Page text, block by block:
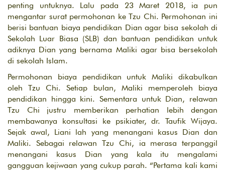
penting untuknya. Lalu pada 23 Maret 2018, ia pun
mengantar surat permohonan ke Tzu Chi. Permohonan ini
berisi bantuan biaya pendidikan Dian agar bisa sekolah di
Sekolah Luar Biasa (SLB) dan bantuan pendidikan untuk
adiknya Dian yang bernama Maliki agar bisa bersekolah
di sekolah Islam.
Permohonan biaya pendidikan untuk Maliki dikabulkan
oleh Tzu Chi. Setiap bulan, Maliki memperoleh biaya
pendidikan hingga kini. Sementara untuk Dian, relawan
Tzu Chi justru memberikan perhatian lebih dengan
membawanya konsultasi ke psikiater, dr. Taufik Wijaya.
Sejak awal, Liani lah yang menangani kasus Dian dan
Maliki. Sebagai relawan Tzu Chi, ia merasa terpanggil
menangani kasus Dian yang kala itu mengalami
gangguan kejiwaan yang cukup parah. “Pertama kali kami